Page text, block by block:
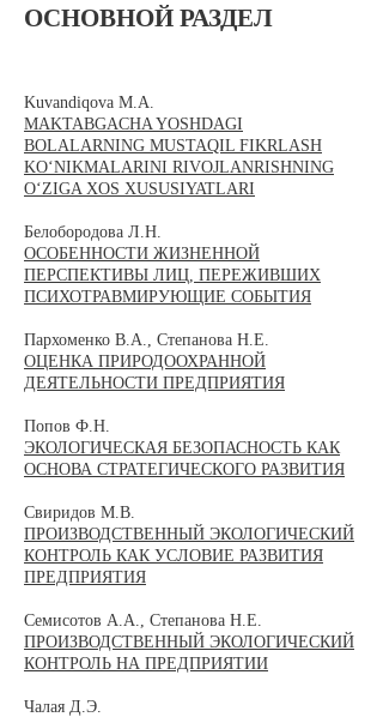
ОСНОВНОЙ РАЗДЕЛ
Kuvandiqova M.A.
MAKTABGACHA YOSHDAGI
BOLALARNING MUSTAQIL FIKRLASH
KO‘NIKMALARINI RIVOJLANRISHNING
O‘ZIGA XOS XUSUSIYATLARI
Белобородова Л.Н.​​​
ОСОБЕННОСТИ ЖИЗНЕННОЙ
ПЕРСПЕКТИВЫ ЛИЦ, ПЕРЕЖИВШИХ
ПСИХОТРАВМИРУЮЩИЕ СОБЫТИЯ
Пархоменко В.А., Степанова Н.Е.
ОЦЕНКА ПРИРОДООХРАННОЙ
ДЕЯТЕЛЬНОСТИ ПРЕДПРИЯТИЯ
Попов Ф.Н.
ЭКОЛОГИЧЕСКАЯ БЕЗОПАСНОСТЬ КАК
ОСНОВА СТРАТЕГИЧЕСКОГО РАЗВИТИЯ
Свиридов М.В.
ПРОИЗВОДСТВЕННЫЙ ЭКОЛОГИЧЕСКИЙ
КОНТРОЛЬ КАК УСЛОВИЕ РАЗВИТИЯ
ПРЕДПРИЯТИЯ
Семисотов А.А., Степанова Н.Е.
ПРОИЗВОДСТВЕННЫЙ ЭКОЛОГИЧЕСКИЙ
КОНТРОЛЬ НА ПРЕДПРИЯТИИ
Чалая Д.Э.